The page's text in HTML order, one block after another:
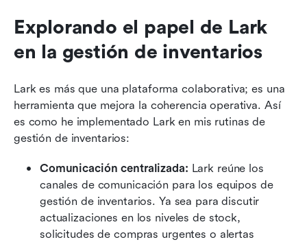
Explorando el papel de Lark
en la gestión de inventarios
Lark es más que una plataforma colaborativa; es una
herramienta que mejora la coherencia operativa. Así
es como he implementado Lark en mis rutinas de
gestión de inventarios:
Comunicación centralizada: Lark reúne los
canales de comunicación para los equipos de
gestión de inventarios. Ya sea para discutir
actualizaciones en los niveles de stock,
solicitudes de compras urgentes o alertas